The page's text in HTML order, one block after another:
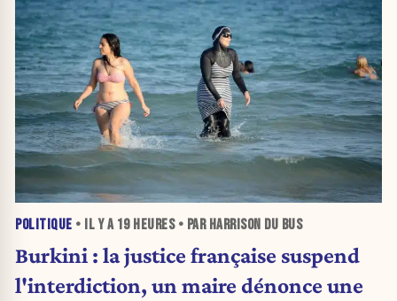
POLITIQUE • IL Y A 19 HEURES• PAR HARRISON DU BUS
Burkini : la justice française suspend
l'interdiction, un maire dénonce une